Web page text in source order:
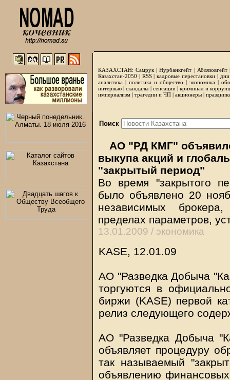
КАЗАХСТАН: Самрук |Нурбанкгейт | Аблязовгейт
Казахстан-2050 | RSS|кадровые перестановки|
аналитика | политика и общество | экономика |
интервью |скандалы | сенсации|криминал и
империализм | трагедии и ЧП | акционеры |
Поиск
АО "РД КМГ"
выкупа акций и
"закрытый период"
Во время "закрытого
было объявлено 20
независимых
пределах параметров,
13.01.2009 / экономика
KASE, 12.01.09
АО "Разведка Добыча
торгуются в
биржи (KASE) первой
релиз следующего
АО "Разведка Добыча
объявляет процедуру
так называемый
объявлению